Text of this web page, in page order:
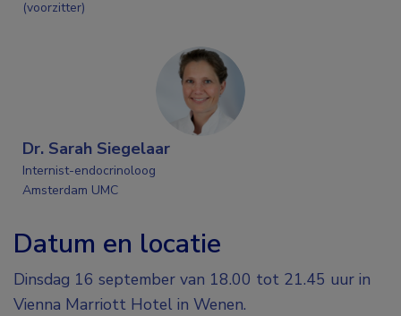
(voorzitter)
Dr. Sarah Siegelaar
Internist-endocrinoloog
Amsterdam UMC
Datum en locatie
Dinsdag 16 september van 18.00 tot 21.45 uur in
Vienna Marriott Hotel in Wenen.